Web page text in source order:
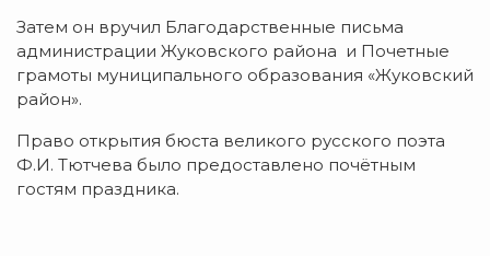
Затем он вручил Благодарственные письма
администрации Жуковского района и Почетные
грамоты муниципального образования «Жуковский
район».
Право открытия бюста великого русского поэта
Ф.И. Тютчева было предоставлено почётным
гостям праздника.